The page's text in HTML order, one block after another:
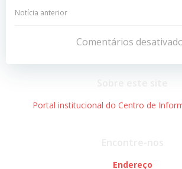
Navegação
Post
Notícia anterior
de
Post
Comentários
Portal institucional do Centro de
Endereço